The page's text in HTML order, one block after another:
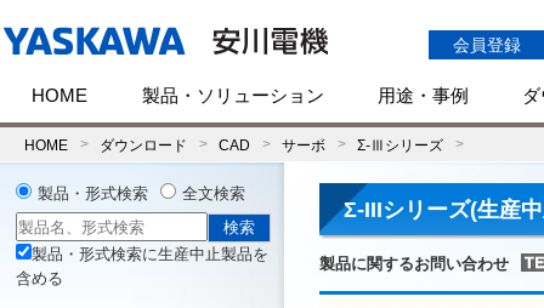
会員登録
HOME 製品・ソリューション 用途・事例
HOME ダウンロード CAD サーボ Σ-Ⅲシリーズ
Σ-IIIシリーズ(生産
製品に関するお問い合わせ
製品・形式検索 全文検索
製品・形式検索に生産中止製品を
含める